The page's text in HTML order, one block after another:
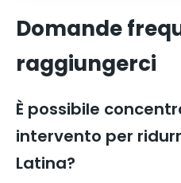
Domande
raggiungerci
È possibile
intervento per
Latina?